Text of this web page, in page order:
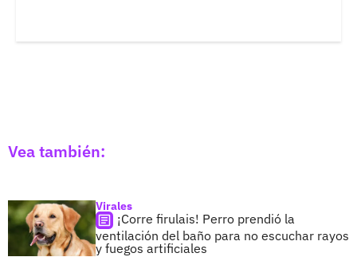
Vea también:
Virales
¡Corre firulais! Perro prendió la
ventilación del baño para no escuchar rayos
y fuegos artificiales